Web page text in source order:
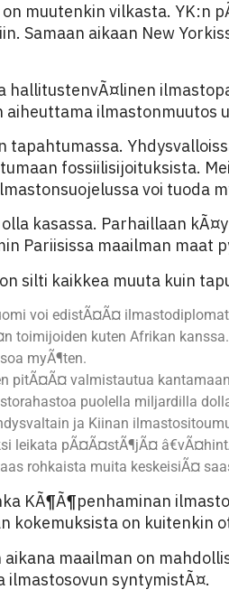
muutenkin vilkasta. YK:n
Samaan aikaan New
hallitustenvÃ¤linen
aiheuttama ilmastonmuutos
tapahtumassa.
fossiilisijoituksista.
voi tuoda
kasassa. Parhaillaan
Pariisissa maailman maat
silti kaikkea muuta kuin
voi edistÃ¤Ã¤
toimijoiden kuten Afrikan
myÃ¶ten.
pitÃ¤Ã¤ valmistautua
puolella miljardilla
ja Kiinan
leikata pÃ¤Ã¤stÃ¶jÃ¤
rohkaista muita keskeisiÃ¤
KÃ¶Ã¶penhaminan
kokemuksista on kuitenkin
aikana maailman on
ilmastosovun syntymistÃ¤.